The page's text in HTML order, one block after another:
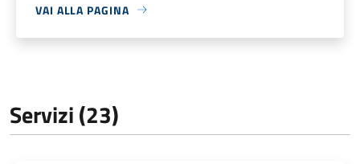
VAI ALLA PAGINA
Servizi (23)